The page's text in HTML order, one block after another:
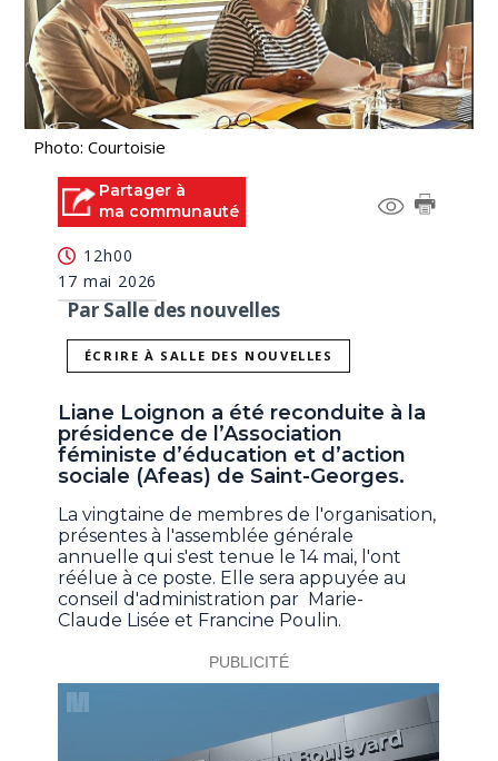
Photo: Courtoisie
Partager à
ma communauté
12h00
17 mai 2026
Par Salle des nouvelles
ÉCRIRE À SALLE DES NOUVELLES
Liane Loignon a été reconduite à la
présidence de l’Association
féministe d’éducation et d’action
sociale (Afeas) de Saint-Georges.
La vingtaine de membres de l'organisation,
présentes à l'assemblée générale
annuelle qui s'est tenue le 14 mai, l'ont
réélue à ce poste. Elle sera appuyée au
conseil d'administration par Marie-
Claude Lisée et Francine Poulin.